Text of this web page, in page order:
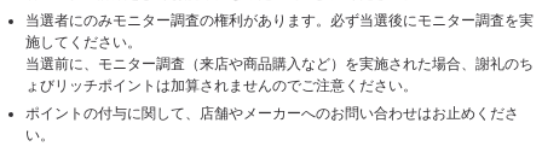
当選者にのみモニター調査の権利があります。必ず当選後にモニター調査を実
施してください。
当選前に、モニター調査（来店や商品購入など）を実施された場合、謝礼のち
ょびリッチポイントは加算されませんのでご注意ください。
ポイントの付与に関して、店舗やメーカーへのお問い合わせはお止めくださ
い。